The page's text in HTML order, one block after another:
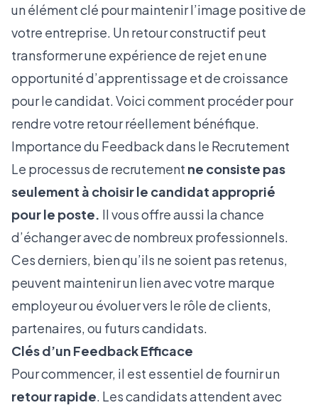
un élément clé pour maintenir l’image positive de
votre entreprise. Un retour constructif peut
transformer une expérience de rejet en une
opportunité d’apprentissage et de croissance
pour le candidat. Voici comment procéder pour
rendre votre retour réellement bénéfique.
Importance du Feedback dans le Recrutement
Le processus de recrutement ne consiste pas
seulement à choisir le candidat approprié
pour le poste. Il vous offre aussi la chance
d’échanger avec de nombreux professionnels.
Ces derniers, bien qu’ils ne soient pas retenus,
peuvent maintenir un lien avec votre marque
employeur ou évoluer vers le rôle de clients,
partenaires, ou futurs candidats.
Clés d’un Feedback Efficace
Pour commencer, il est essentiel de fournir un
retour rapide. Les candidats attendent avec